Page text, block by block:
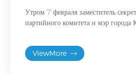
Утром 7 февраля заместитель
партийного комитета и мэр города
компанию для проверки и
проконтролировали возобновление
ViewMore